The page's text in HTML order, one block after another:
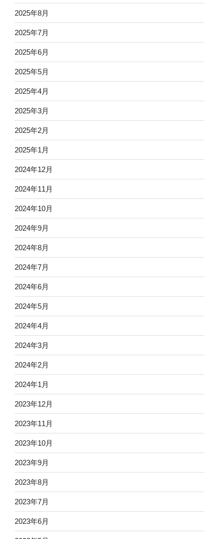
2025年8月
2025年7月
2025年6月
2025年5月
2025年4月
2025年3月
2025年2月
2025年1月
2024年12月
2024年11月
2024年10月
2024年9月
2024年8月
2024年7月
2024年6月
2024年5月
2024年4月
2024年3月
2024年2月
2024年1月
2023年12月
2023年11月
2023年10月
2023年9月
2023年8月
2023年7月
2023年6月